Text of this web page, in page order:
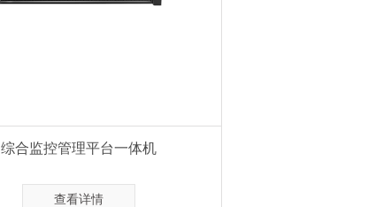
综合监控管理平台一体机
查看详情